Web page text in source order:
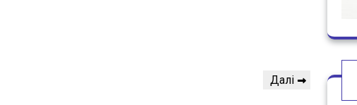
Наступний
Далі